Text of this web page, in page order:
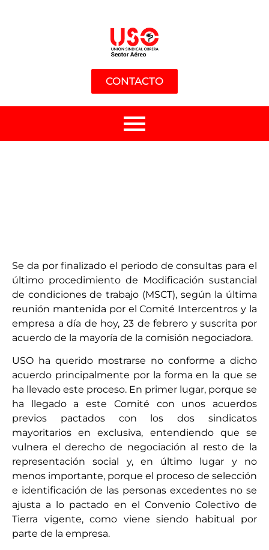
CONTACTO
Se da por finalizado el periodo de consultas para el
último procedimiento de Modificación sustancial
de condiciones de trabajo (MSCT), según la última
reunión mantenida por el Comité Intercentros y la
empresa a día de hoy, 23 de febrero y suscrita por
acuerdo de la mayoría de la comisión negociadora.
USO ha querido mostrarse no conforme a dicho
acuerdo principalmente por la forma en la que se
ha llevado este proceso. En primer lugar, porque se
ha llegado a este Comité con unos acuerdos
previos pactados con los dos sindicatos
mayoritarios en exclusiva, entendiendo que se
vulnera el derecho de negociación al resto de la
representación social y, en último lugar y no
menos importante, porque el proceso de selección
e identificación de las personas excedentes no se
ajusta a lo pactado en el Convenio Colectivo de
Tierra vigente, como viene siendo habitual por
parte de la empresa.